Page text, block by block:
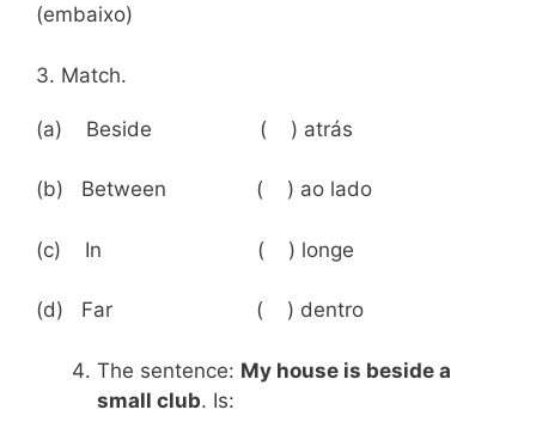
(embaixo)
3. Match.
(a) Beside ( ) atrás
(b) Between ( ) ao lado
(c) In ( ) longe
(d) Far ( ) dentro
The sentence: My house is beside a
small club. Is: